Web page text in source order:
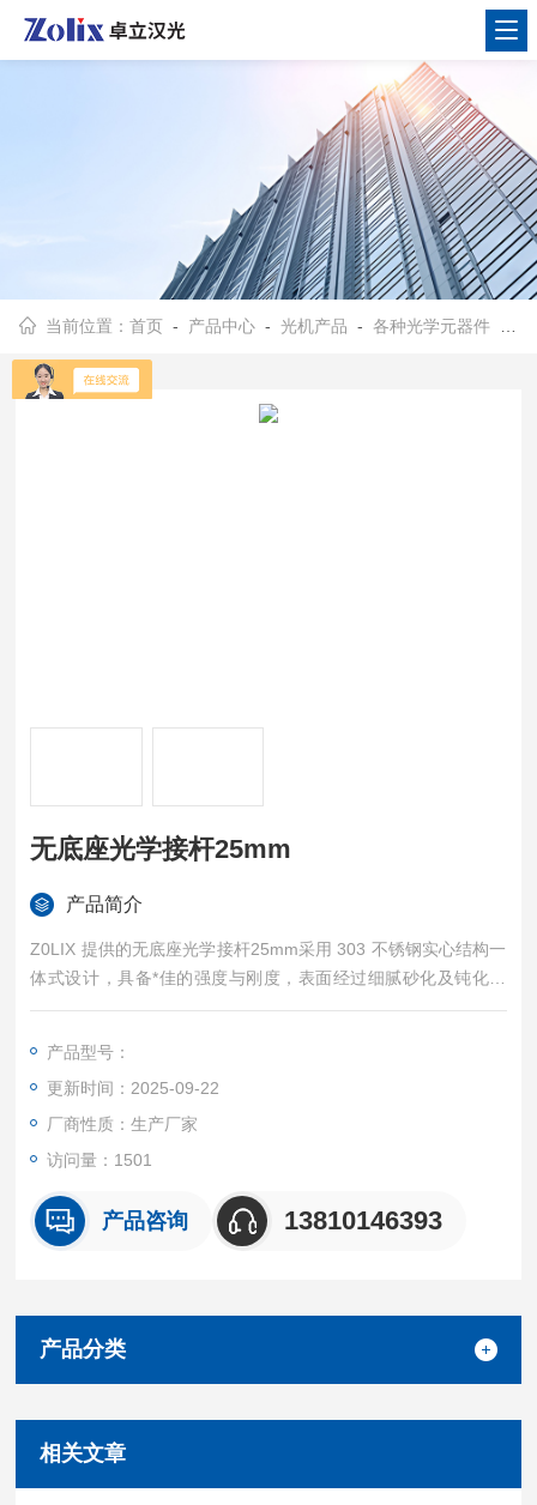
当前位置：首页 - 产品中心 -光机产品 - 各种光学元器件
无底座光学接杆25mm
产品简介
Z0LIX 提供的无底座光学接杆25mm采用 303 不锈钢实心结构一
体式设计，具备*佳的强度与刚度，表面经过细腻砂化及钝化处
理，具备*佳的消光效果。其光学接杆常用于光机元件构成系统的
产品型号：
更新时间：2025-09-22
厂商性质：生产厂家
访问量：1501
产品咨询 13810146393
产品分类
相关文章